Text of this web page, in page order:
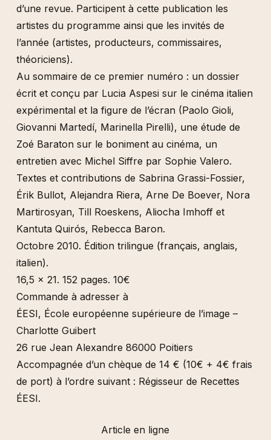
d’une revue. Participent à cette publication les
artistes du programme ainsi que les invités de
l’année (artistes, producteurs, commissaires,
théoriciens).
Au sommaire de ce premier numéro : un dossier
écrit et conçu par Lucia Aspesi sur le cinéma italien
expérimental et la figure de l’écran (Paolo Gioli,
Giovanni Martedí, Marinella Pirelli), une étude de
Zoé Baraton sur le boniment au cinéma, un
entretien avec Michel Siffre par Sophie Valero.
Textes et contributions de Sabrina Grassi-Fossier,
Érik Bullot, Alejandra Riera, Arne De Boever, Nora
Martirosyan, Till Roeskens, Aliocha Imhoff et
Kantuta Quirós, Rebecca Baron.
Octobre 2010. Édition trilingue (français, anglais,
italien).
16,5 x 21. 152 pages. 10€
Commande à adresser à
ÉESI, École européenne supérieure de l’image –
Charlotte Guibert
26 rue Jean Alexandre 86000 Poitiers
Accompagnée d’un chèque de 14 € (10€ + 4€ frais
de port) à l’ordre suivant : Régisseur de Recettes
ÉESI.
Article en ligne